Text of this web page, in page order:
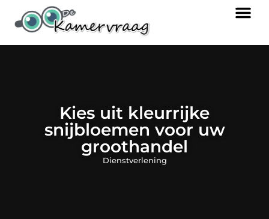
Kies uit kleurrijke
snijbloemen voor uw
groothandel
Dienstverlening